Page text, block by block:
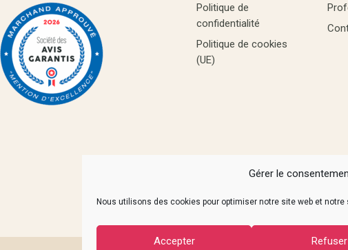
Gérer le
Nous utilisons des cookies pour optimiser notre site web et notre
Accepter Refuser
Politique de
confidentialité
Politique de cookies
(UE)